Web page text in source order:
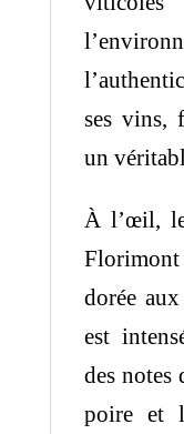
ses vins,
un
À l’œil,
Florimont
dorée
est
des notes
poire et